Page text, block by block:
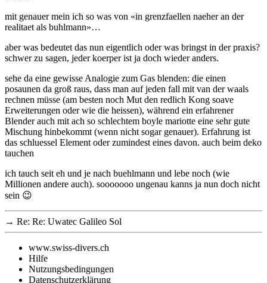
mit genauer mein ich so was von «in grenzfaellen naeher an der
realitaet als buhlmann»…
aber was bedeutet das nun eigentlich oder was bringst in der praxis?
schwer zu sagen, jeder koerper ist ja doch wieder anders.
sehe da eine gewisse Analogie zum Gas blenden: die einen
posaunen da groß raus, dass man auf jeden fall mit van der waals
rechnen müsse (am besten noch Mut den redlich Kong soave
Erweiterungen oder wie die heissen), während ein erfahrener
Blender auch mit ach so schlechtem boyle mariotte eine sehr gute
Mischung hinbekommt (wenn nicht sogar genauer). Erfahrung ist
das schluessel Element oder zumindest eines davon. auch beim deko
tauchen
ich tauch seit eh und je nach buehlmann und lebe noch (wie
Millionen andere auch). sooooooo ungenau kanns ja nun doch nicht
sein 😉
→ Re: Re: Uwatec Galileo Sol
www.swiss-divers.ch
Hilfe
Nutzungsbedingungen
Datenschutzerklärung